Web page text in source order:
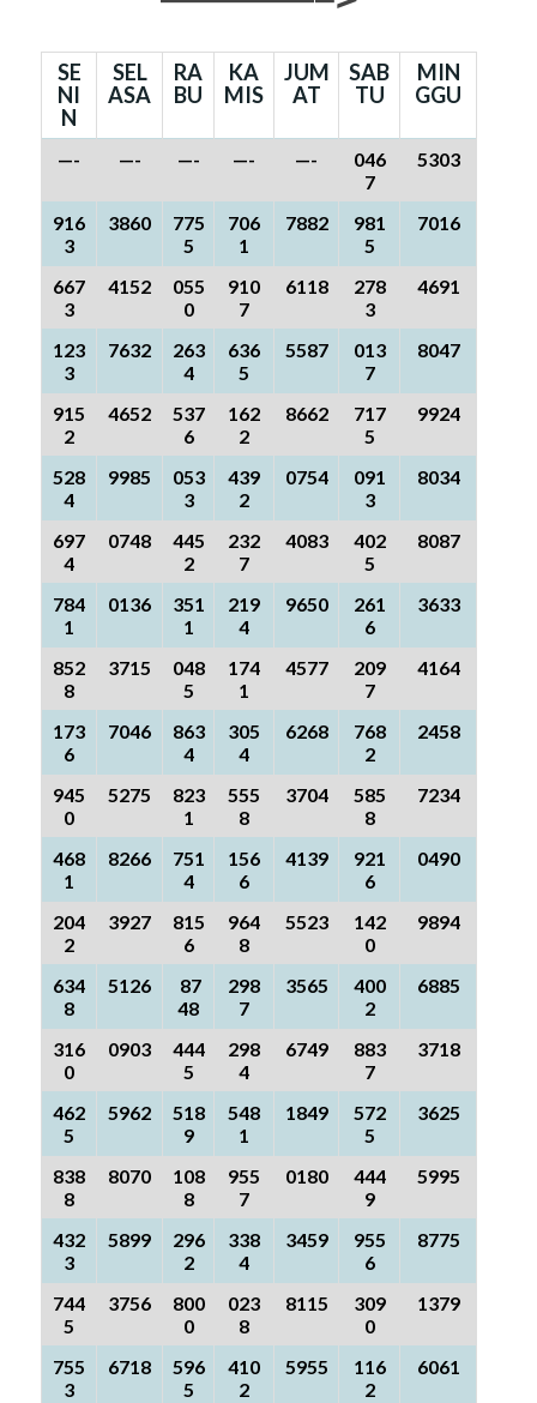
SE
NI
N
SEL
ASA
RA
BU
KA
MIS
JUM
AT
SAB
TU
MIN
GGU
—- —- —- —- —-
046
7
5303
916
3
3860
775
5
706
1
7882
981
5
7016
667
3
4152
055
0
910
7
6118
278
3
4691
123
3
7632
263
4
636
5
5587
013
7
8047
915
2
4652
537
6
162
2
8662
717
5
9924
528
4
9985
053
3
439
2
0754
091
3
8034
697
4
0748
445
2
232
7
4083
402
5
8087
784
1
0136
351
1
219
4
9650
261
6
3633
852
8
3715
048
5
174
1
4577
209
7
4164
173
6
7046
863
4
305
4
6268
768
2
2458
945
0
5275
823
1
555
8
3704
585
8
7234
468
1
8266
751
4
156
6
4139
921
6
0490
204
2
3927
815
6
964
8
5523
142
0
9894
634
8
5126
87
48
298
7
3565
400
2
6885
316
0
0903
444
5
298
4
6749
883
7
3718
462
5
5962
518
9
548
1
1849
572
5
3625
838
8
8070
108
8
955
7
0180
444
9
5995
432
3
5899
296
2
338
4
3459
955
6
8775
744
5
3756
800
0
023
8
8115
309
0
1379
755
3
6718
596
5
410
2
5955
116
2
6061